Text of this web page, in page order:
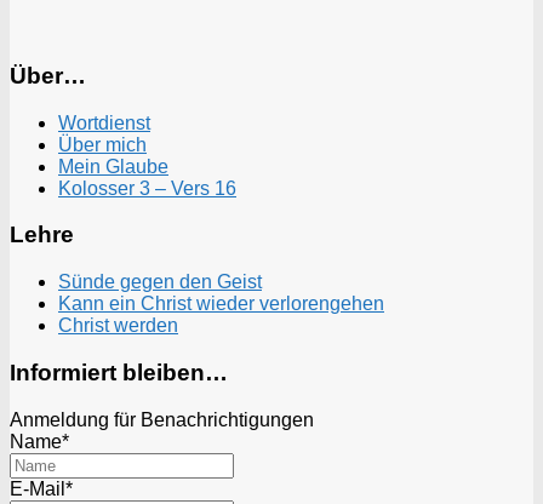
Über…
Wortdienst
Über mich
Mein Glaube
Kolosser 3 – Vers 16
Lehre
Sünde gegen den Geist
Kann ein Christ wieder verlorengehen
Christ werden
Informiert bleiben…
Anmeldung für Benachrichtigungen
Name*
E-Mail*